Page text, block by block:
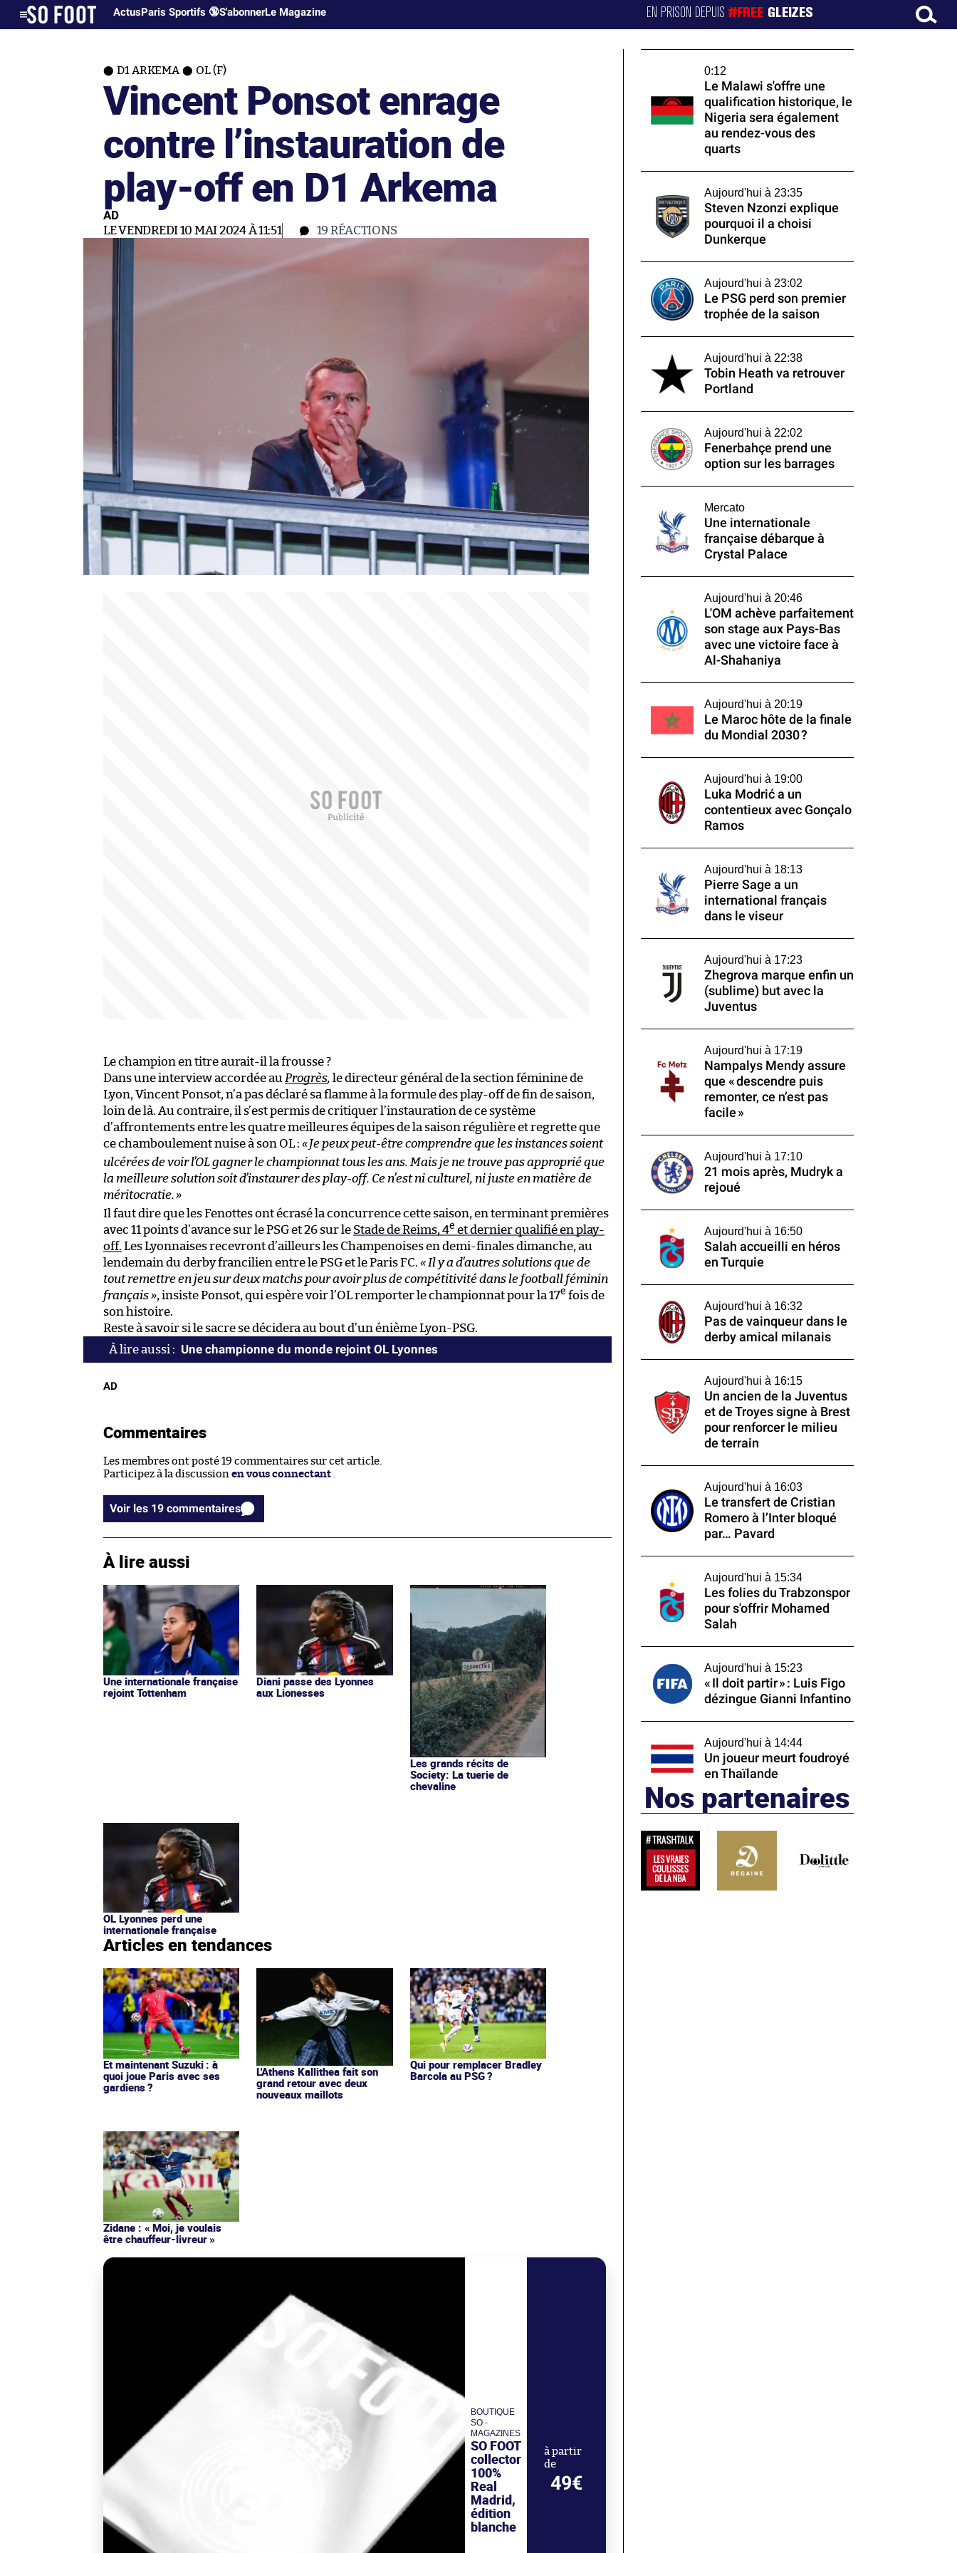
ActusParis Sportifs 🔞S'abonnerLe Magazine EN PRISON DEPUIS#FREE GLEIZES
D1 ARKEMA OL (F)
Vincent Ponsot enrage
contre l’instauration de
play-off en D1 Arkema
AD
LE VENDREDI 10 MAI 2024 À 11:51 19 RÉACTIONS
Le champion en titre aurait-il la frousse ?
Dans une interview accordée au Progrès, le directeur général de la section féminine de
Lyon, Vincent Ponsot, n’a pas déclaré sa flamme à la formule des play-off de fin de saison,
loin de là. Au contraire, il s’est permis de critiquer l’instauration de ce système
d’affrontements entre les quatre meilleures équipes de la saison régulière et regrette que
ce chamboulement nuise à son OL : «Je peux peut-être comprendre que les instances soient
ulcérées de voir l’OL gagner le championnat tous les ans. Mais je ne trouve pas approprié que
la meilleure solution soit d’instaurer des play-off. Ce n’est ni culturel, ni juste en matière de
méritocratie.»
Il faut dire que les Fenottes ont écrasé la concurrence cette saison, en terminant premières
avec 11 points d’avance sur le PSG et 26 sur le Stade de Reims, 4e et dernier qualifié en play-
off. Les Lyonnaises recevront d’ailleurs les Champenoises en demi-finales dimanche, au
lendemain du derby francilien entre le PSG et le Paris FC. « Il y a d’autres solutions que de
tout remettre en jeu sur deux matchs pour avoir plus de compétitivité dans le football féminin
français », insiste Ponsot, qui espère voir l’OL remporter le championnat pour la 17e fois de
son histoire.
Reste à savoir si le sacre se décidera au bout d’un énième Lyon-PSG.
Une championne du monde rejoint OL Lyonnes
AD
Commentaires
Les membres ont posté 19 commentaires sur cet article.
Participez à la discussion en vous connectant
Voir les 19 commentaires
À lire aussi
Une internationale française
rejoint Tottenham
Diani passe des Lyonnes
aux Lionesses
Les grands récits de
Society: La tuerie de
chevaline
OL Lyonnes perd une
internationale française
Articles en tendances
Et maintenant Suzuki : à
quoi joue Paris avec ses
gardiens ?
L'Athens Kallithea fait son
grand retour avec deux
nouveaux maillots
Qui pour remplacer Bradley
Barcola au PSG ?
Zidane : « Moi, je voulais
être chauffeur-livreur »
BOUTIQUE
SO -
MAGAZINES
SO FOOT
collector
100%
Real
Madrid,
édition
blanche
à partir
de
49€
0:12
Le Malawi s'offre une
qualification historique, le
Nigeria sera également
au rendez-vous des
quarts
Aujourd'hui à 23:35
Steven Nzonzi explique
pourquoi il a choisi
Dunkerque
Aujourd'hui à 23:02
Le PSG perd son premier
trophée de la saison
Aujourd'hui à 22:38
Tobin Heath va retrouver
Portland
Aujourd'hui à 22:02
Fenerbahçe prend une
option sur les barrages
Mercato
Une internationale
française débarque à
Crystal Palace
Aujourd'hui à 20:46
L'OM achève parfaitement
son stage aux Pays-Bas
avec une victoire face à
Al-Shahaniya
Aujourd'hui à 20:19
Le Maroc hôte de la finale
du Mondial 2030 ?
Aujourd'hui à 19:00
Luka Modrić a un
contentieux avec Gonçalo
Ramos
Aujourd'hui à 18:13
Pierre Sage a un
international français
dans le viseur
Aujourd'hui à 17:23
Zhegrova marque enfin un
(sublime) but avec la
Juventus
Aujourd'hui à 17:19
Nampalys Mendy assure
que « descendre puis
remonter, ce n’est pas
facile »
Aujourd'hui à 17:10
21 mois après, Mudryk a
rejoué
Aujourd'hui à 16:50
Salah accueilli en héros
en Turquie
Aujourd'hui à 16:32
Pas de vainqueur dans le
derby amical milanais
Aujourd'hui à 16:15
Un ancien de la Juventus
et de Troyes signe à Brest
pour renforcer le milieu
de terrain
Aujourd'hui à 16:03
Le transfert de Cristian
Romero à l’Inter bloqué
par… Pavard
Aujourd'hui à 15:34
Les folies du Trabzonspor
pour s'offrir Mohamed
Salah
Aujourd'hui à 15:23
« Il doit partir » : Luis Figo
dézingue Gianni Infantino
Aujourd'hui à 14:44
Un joueur meurt foudroyé
en Thaïlande
Nos partenaires